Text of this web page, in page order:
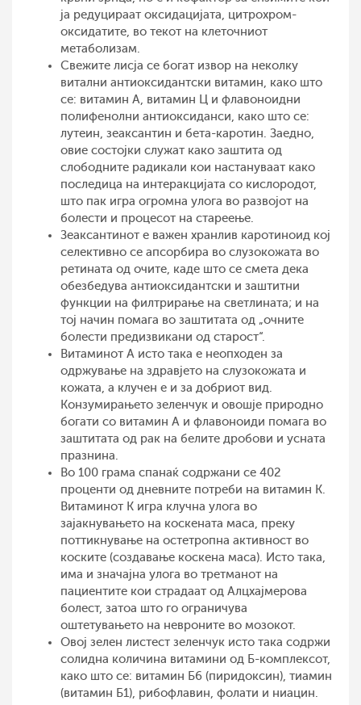
ја редуцираат оксидацијата, цитрохром-
оксидатите, во текот на клеточниот
метаболизам.
Свежите лисја се богат извор на неколку
витални антиоксидантски витамин, како што
се: витамин А, витамин Ц и флавоноидни
полифенолни антиоксиданси, како што се:
лутеин, зеаксантин и бета-каротин. Заедно,
овие состојки служат како заштита од
слободните радикали кои настануваат како
последица на интеракцијата со кислородот,
што пак игра огромна улога во развојот на
болести и процесот на стареење.
Зеаксантинот е важен хранлив каротиноид кој
селективно се апсорбира во слузокожата во
ретината од очите, каде што се смета дека
обезбедува антиоксидантски и заштитни
функции на филтрирање на светлината; и на
тој начин помага во заштитата од „очните
болести предизвикани од старост“.
Витаминот А исто така е неопходен за
одржување на здравјето на слузокожата и
кожата, а клучен е и за добриот вид.
Конзумирањето зеленчук и овошје природно
богати со витамин А и флавоноиди помага во
заштитата од рак на белите дробови и усната
празнина.
Во 100 грама спанаќ содржани се 402
проценти од дневните потреби на витамин К.
Витаминот К игра клучна улога во
зајакнувањето на коскената маса, преку
поттикнување на остетропна активност во
коските (создавање коскена маса). Исто така,
има и значајна улога во третманот на
пациентите кои страдаат од Алцхајмерова
болест, затоа што го ограничува
оштетувањето на невроните во мозокот.
Овој зелен листест зеленчук исто така содржи
солидна количина витамини од Б-комплексот,
како што се: витамин Б6 (пиридоксин), тиамин
(витамин Б1), рибофлавин, фолати и ниацин.